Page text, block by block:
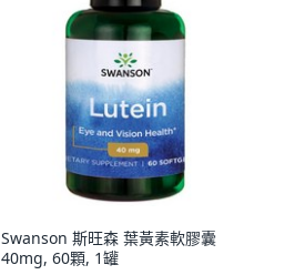
Swanson 斯旺森 葉黃素軟膠囊
40mg, 60顆, 1罐